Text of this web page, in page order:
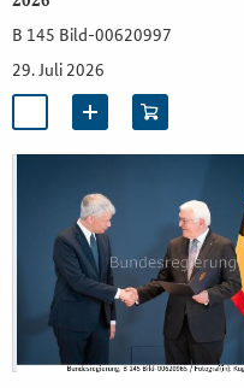
B 145 Bild-00620997
29. Juli 2026